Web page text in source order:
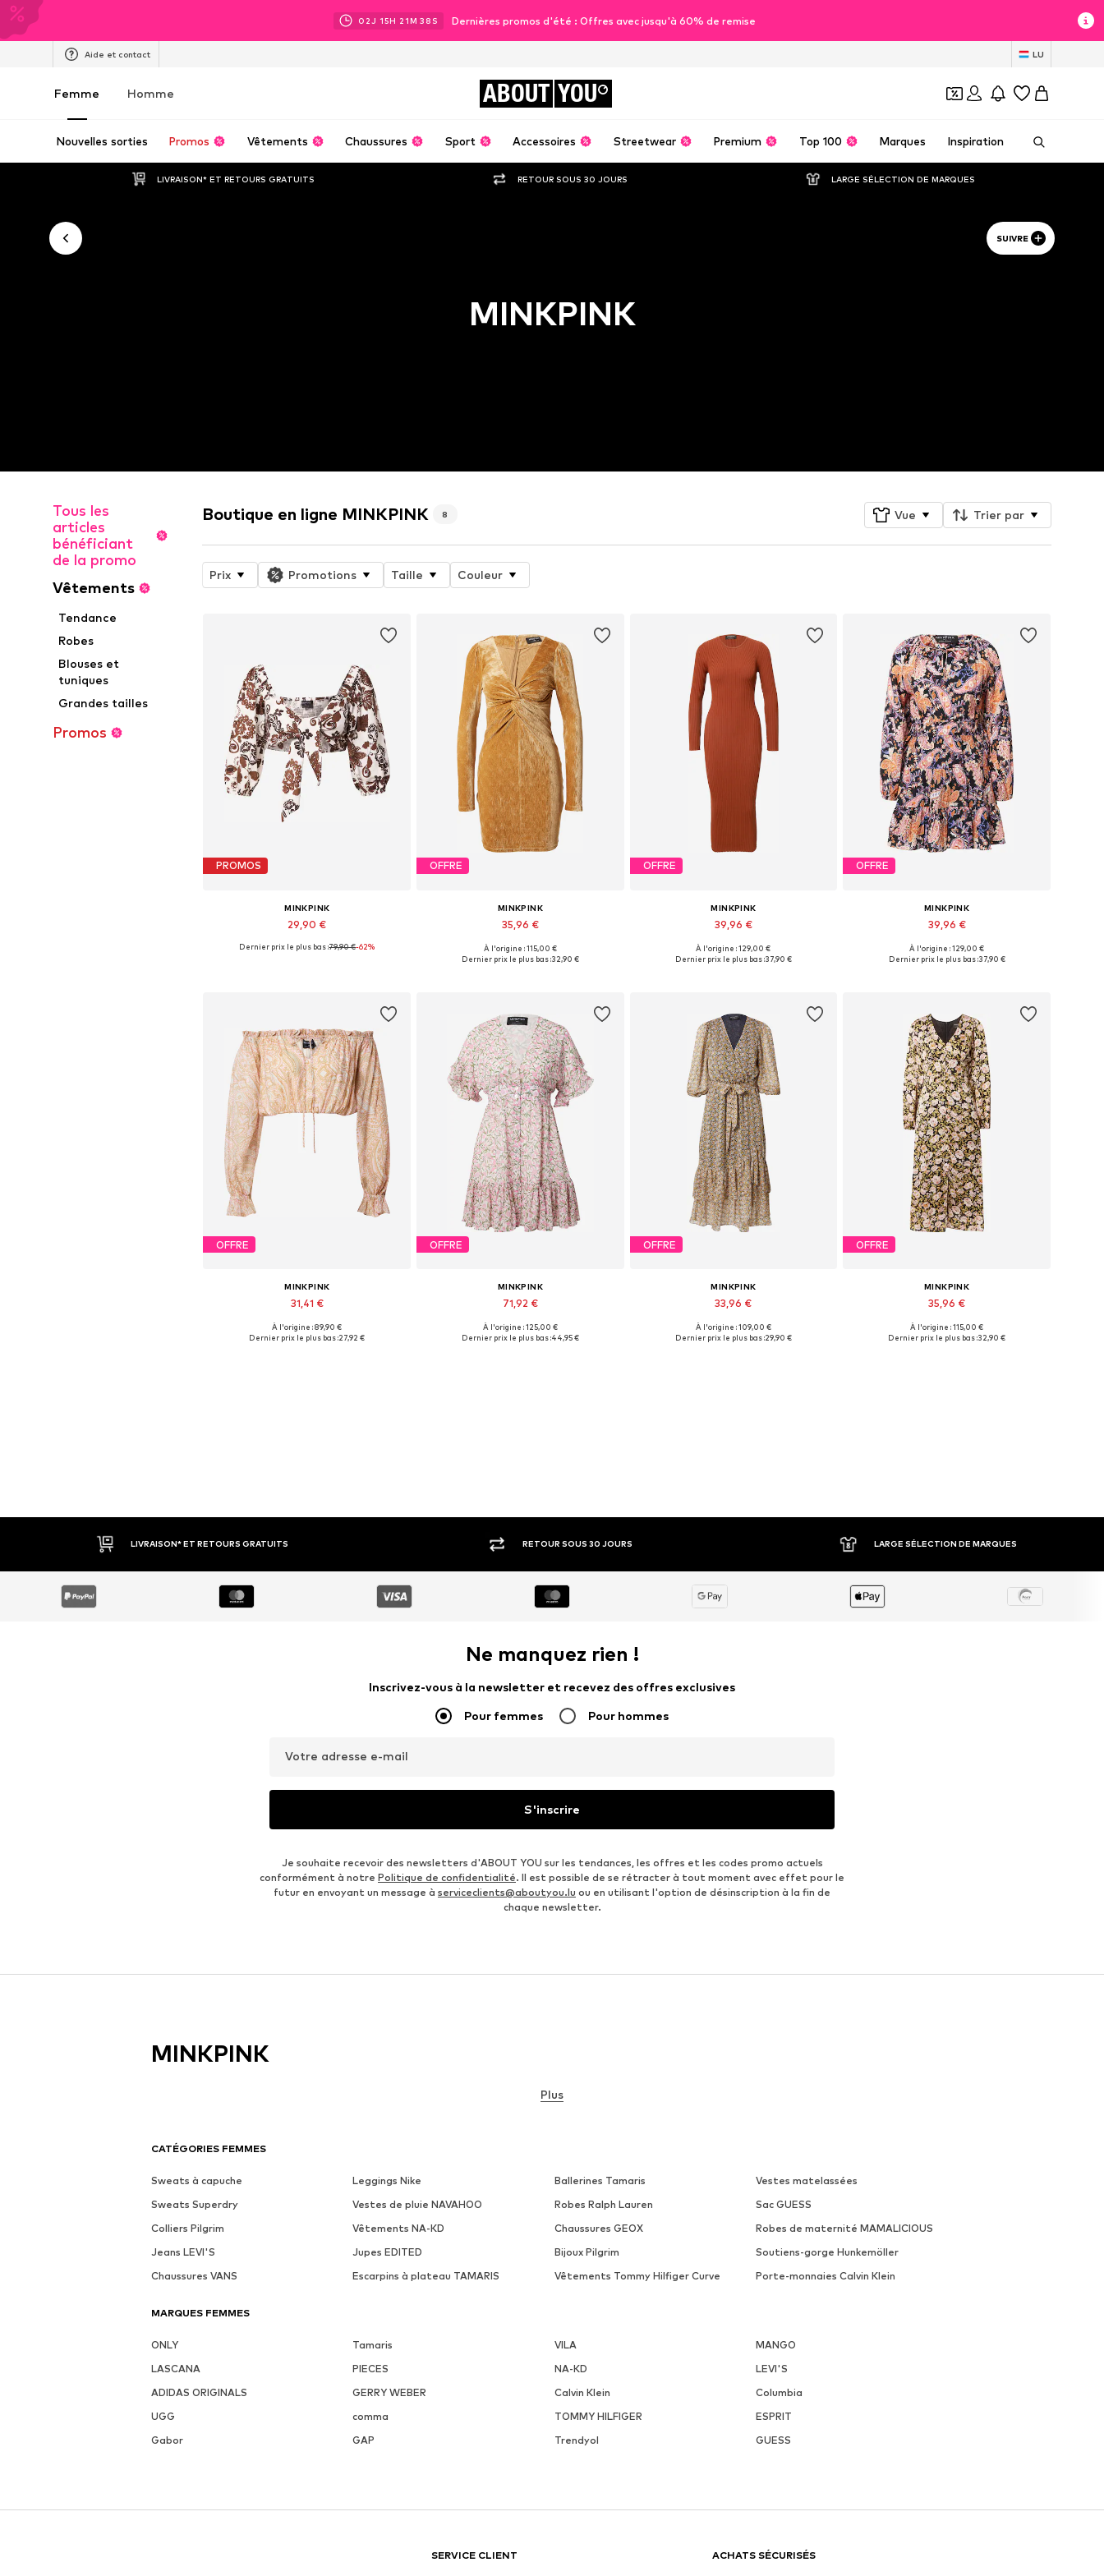
02J 15H 21M 36 S Dernières promos d'été : Offres avec jusqu'à 60% de remise
Aide et contact LU
Femme Homme ABOUT YOU
Nouvelles sorties Promos Vêtements Chaussures Sport Accessoires Streetwear Premium Top 100 Marques Inspiration
LIVRAISON* ET RETOURS GRATUITS RETOUR SOUS 30 JOURS LARGE SÉLECTION DE MARQUES
SUIVRE
MINKPINK
Tous les
articles
bénéficiant
de la promo
Vêtements
Tendance
Robes
Blouses et
tuniques
Grandes tailles
Promos
Boutique en ligne MINKPINK 8 Vue Trier par
Prix Promotions Taille Couleur
PROMOS
MINKPINK
29,90 €
Tailles disponibles: XS, M, L
Dernier prix le plus bas :79,90 €-62%
OFFRE
MINKPINK
35,96 €
Tailles disponibles: 34, 36
À l'origine : 115,00 €
Dernier prix le plus bas :32,90 €
OFFRE
MINKPINK
39,96 €
Tailles disponibles: XS, M
À l'origine : 129,00 €
Dernier prix le plus bas :37,90 €
OFFRE
MINKPINK
39,96 €
Tailles disponibles: 36, 38
À l'origine : 129,00 €
Dernier prix le plus bas :37,90 €
OFFRE
MINKPINK
31,41 €
Tailles disponibles: M, L
À l'origine : 89,90 €
Dernier prix le plus bas :27,92 €
OFFRE
MINKPINK
71,92 €
Tailles disponibles: 40
À l'origine : 125,00 €
Dernier prix le plus bas :44,95 €
OFFRE
MINKPINK
33,96 €
Tailles disponibles: 34
À l'origine : 109,00 €
Dernier prix le plus bas :29,90 €
OFFRE
MINKPINK
35,96 €
Tailles disponibles: 34
À l'origine : 115,00 €
Dernier prix le plus bas :32,90 €
LIVRAISON* ET RETOURS GRATUITS RETOUR SOUS 30 JOURS LARGE SÉLECTION DE MARQUES
Ne manquez rien !
Inscrivez-vous à la newsletter et recevez des offres exclusives
Pour femmes Pour hommes
Votre adresse e-mail
S'inscrire
Je souhaite recevoir des newsletters d'ABOUT YOU sur les tendances, les offres et les codes promo actuels
conformément à notre Politique de confidentialité. Il est possible de se rétracter à tout moment avec effet pour le
futur en envoyant un message à serviceclients@aboutyou.lu ou en utilisant l'option de désinscription à la fin de
chaque newsletter.
CATÉGORIES FEMMES
Sweats à capuche Leggings Nike Ballerines Tamaris
Vestes matelassées
Sweats Superdry
Vestes de pluie NAVAHOO Robes Ralph Lauren
Sac GUESS
Colliers Pilgrim
Vêtements NA-KD Chaussures GEOX
Robes de maternité MAMALICIOUS
Jeans LEVI'S
Jupes EDITED Bijoux Pilgrim
Soutiens-gorge Hunkemöller
Chaussures VANS
Escarpins à plateau TAMARIS Vêtements Tommy Hilfiger Curve Porte-monnaies Calvin Klein
MARQUES FEMMES
ONLY Tamaris VILA
MANGO
LASCANA
PIECES NA-KD
LEVI'S
ADIDAS ORIGINALS
GERRY WEBER Calvin Klein
Columbia
UGG
comma TOMMY HILFIGER
ESPRIT
Gabor
GAP Trendyol GUESS
SERVICE CLIENT ACHATS SÉCURISÉS
MINKPINK
Plus